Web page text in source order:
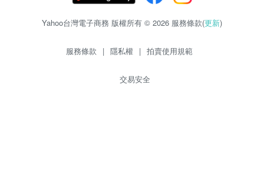
Yahoo台灣電子商務 版權所有 © 2026 服務條款(更新)
服務條款 | 隱私權 | 拍賣使用規範
交易安全